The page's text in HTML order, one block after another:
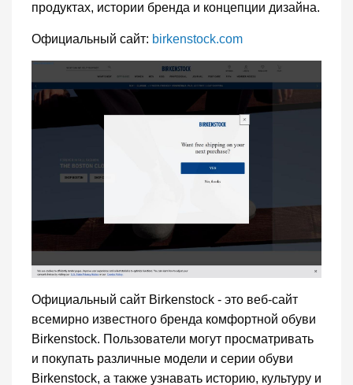
продуктах, истории бренда и концепции дизайна.
Официальный сайт: birkenstock.com
Официальный сайт Birkenstock - это веб-сайт
всемирно известного бренда комфортной обуви
Birkenstock. Пользователи могут просматривать
и покупать различные модели и серии обуви
Birkenstock, а также узнавать историю, культуру и